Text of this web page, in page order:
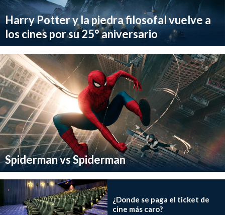
Harry Potter y la piedra filosofal vuelve a
los cines por su 25° aniversario
Spiderman vs Spiderman
¿Donde se paga el ticket de
cine más caro?